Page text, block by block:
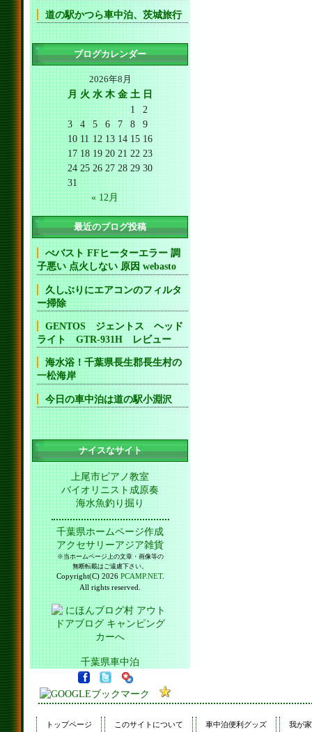
道の駅かつら車中泊、茨城旅行
ブログカレンダー
2026年8月
月 火 水 木 金 土 日
1
2
3
4 5 6 7 8
9
10 11 12 13 14 15 16
17 18 19 20 21 22 23
24 25 26 27 28 29 30
31
« 12月
最近のブログ投稿
べバスト FFヒーターエラー 調
子悪い 点火しない 原因 webasto
久しぶりにエアコンのフィルタ
ー掃除
GENTOS ジェントス ヘッド
ライト GTR-931H レビュー
海水浴！千葉県長生郡長生村の
一松海岸
今日の車中泊は道の駅小淵沢
ナイスなサイト
上尾市ピアノ教室
バイオリニスト成原奏
海水魚釣り掘り
千葉県ホームページ作成
アクセサリーアジア雑貨
※当ホームページ上の文章・画像等の
無断転載はご遠慮下さい。
Copyright(C) 2026 PCAMP.NET.
All rights reserved.
千葉県車中泊
トップページ このサイトについて 車中泊便利グッズ 我が